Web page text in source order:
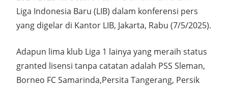
Liga Indonesia Baru (LIB) dalam konferensi pers
yang digelar di Kantor LIB, Jakarta, Rabu (7/5/2025).
Adapun lima klub Liga 1 lainya yang meraih status
granted lisensi tanpa catatan adalah PSS Sleman,
Borneo FC Samarinda,Persita Tangerang, Persik